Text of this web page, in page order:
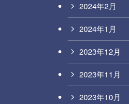
2024年2月
2024年1月
2023年12月
2023年11月
2023年10月